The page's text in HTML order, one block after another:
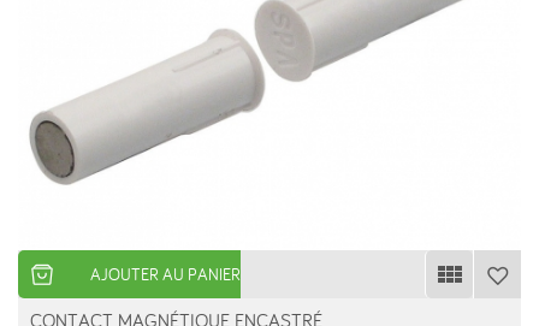
AJOUTER AU PANIER
CONTACT MAGNÉTIQUE ENCASTRÉ